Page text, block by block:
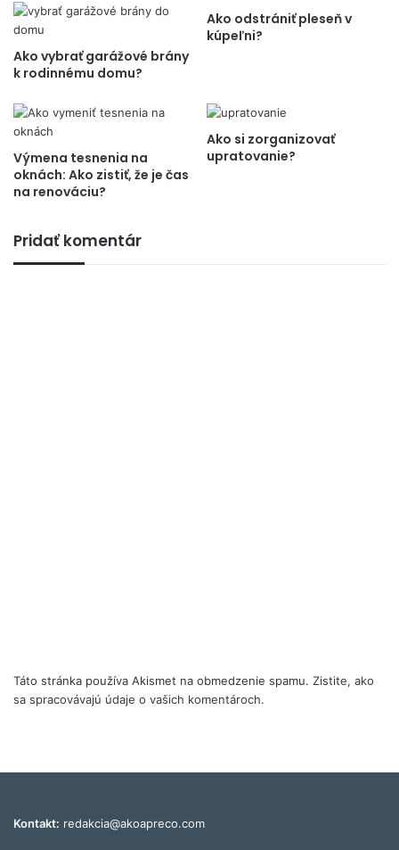
Ako vybrať garážové brány
k rodinnému domu?
Ako odstrániť pleseň v
kúpeľni?
Výmena tesnenia na
oknách: Ako zistiť, že je čas
na renováciu?
Ako si zorganizovať
upratovanie?
Pridať komentár
Táto stránka používa Akismet na obmedzenie spamu. Zistite, ako
sa spracovávajú údaje o vašich komentároch.
Kontakt: redakcia@akoapreco.com